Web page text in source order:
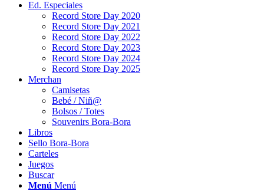
Ed. Especiales
Record Store Day 2020
Record Store Day 2021
Record Store Day 2022
Record Store Day 2023
Record Store Day 2024
Record Store Day 2025
Merchan
Camisetas
Bebé / Niñ@
Bolsos / Totes
Souvenirs Bora-Bora
Libros
Sello Bora-Bora
Carteles
Juegos
Buscar
Menú Menú